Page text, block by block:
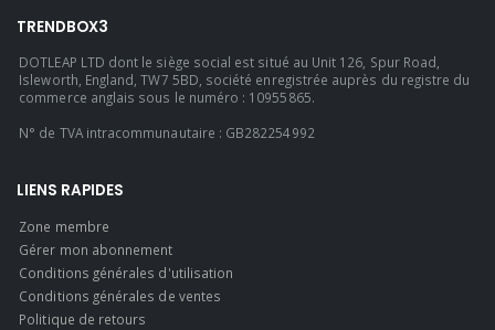
TRENDBOX3
DOTLEAP LTD dont le siège social est situé au Unit 126, Spur Road,
Isleworth, England, TW7 5BD, société enregistrée auprès du registre du
commerce anglais sous le numéro : 10955865.
N° de TVA intracommunautaire : GB282254992
LIENS RAPIDES
Zone membre
Gérer mon abonnement
Conditions générales d'utilisation
Conditions générales de ventes
Politique de retours